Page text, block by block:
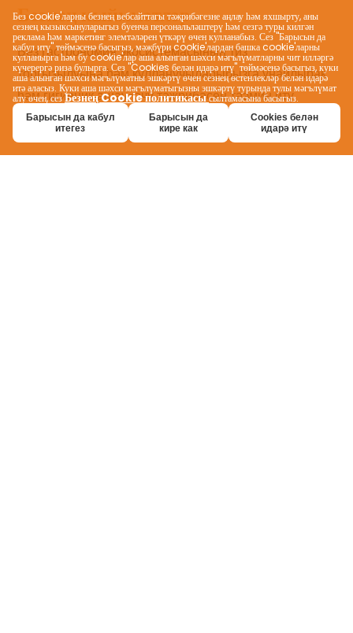
Без cookie'ларны безнең вебсайттагы тәҗрибәгезне аңлау һәм яхшырту, аны
сезнең кызыксынуларыгыз буенча персональләштерү һәм сезгә туры килгән
реклама һәм маркетинг элемтәләрен үткәрү өчен кулланабыз. Сез "Барысын да
кабул итү" төймәсенә басыгыз, мәҗбүри cookie'лардан башка cookie'ларны
кулланырга һәм бу cookie'лар аша алынган шәхси мәгълүматларны чит илләргә
күчерергә риза булырга. Сез "Cookies белән идарә итү" төймәсенә басыгыз, куки
аша алынган шәхси мәгълүматны эшкәртү өчен сезнең өстенлекләр белән идарә
итә аласыз. Куки аша шәхси мәгълүматыгызны эшкәртү турында тулы мәгълүмат
алу өчен, сезБезнең Cookie политикасысылтамасына басыгыз.
Барысын да кабул
итегез
Барысын да
кире как
Cookies белән
идарә итү
Безнең кыйммәтләр